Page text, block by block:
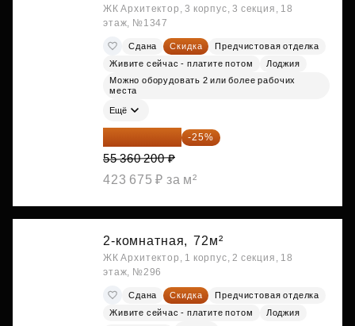
ЖК Архитектор, 3 корпус, 3 секция, 18
этаж, №1347
Сдана Скидка
Предчистовая отделка
Живите сейчас - платите потом
Лоджия
Можно оборудовать 2 или более рабочих
места
Ещё
41 520 150 ₽ -25%
55 360 200 ₽
423 675 ₽ за м²
2-комнатная, 72м²
ЖК Архитектор, 1 корпус, 2 секция, 18
этаж, №296
Сдана Скидка
Предчистовая отделка
Живите сейчас - платите потом
Лоджия